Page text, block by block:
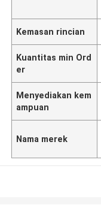
Kemasan rincian
Kuantitas min Ord
er
Menyediakan kem
ampuan
Nama merek